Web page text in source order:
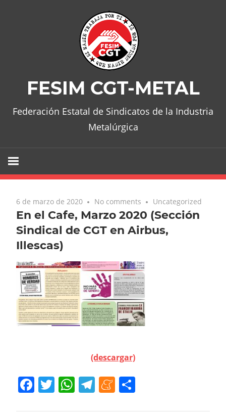
FESIM CGT-METAL
Federación Estatal de Sindicatos de la Industria
Metalúrgica
6 de marzo de 2020 No comments Uncategorized
En el Cafe, Marzo 2020 (Sección
Sindical de CGT en Airbus,
Illescas)
(descargar)
Facebook
Twitter
WhatsApp
Telegram
Meneame